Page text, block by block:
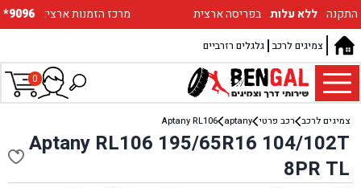
*9096 :מרכז הזמנות ארצי התקנה ללא עלות בפריסה ארצית
גלגלים רזרביים צמיגים לרכב
0
צמיגים לרכב רכב פרטי aptany
Aptany RL106
Aptany RL106 195/65R16 104/102T
8PR TL